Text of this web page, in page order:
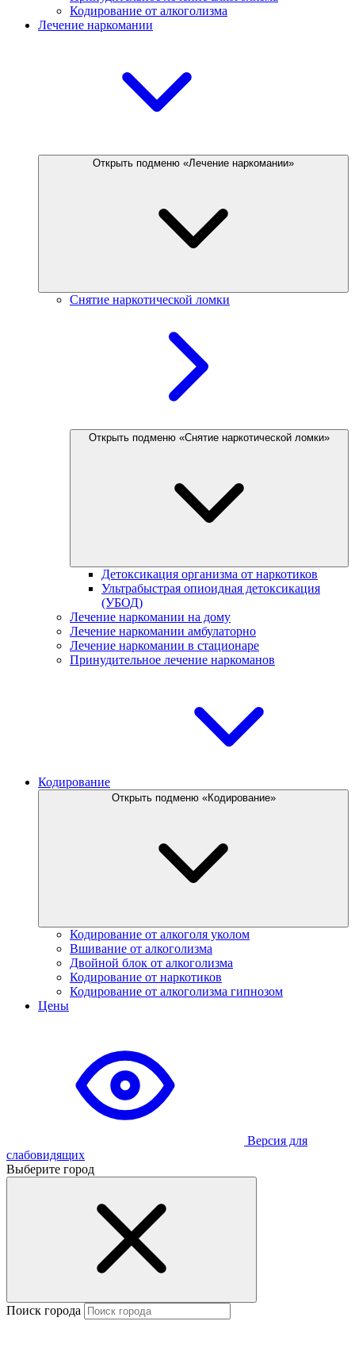
Кодирование от алкоголизма
Лечение наркомании
Открыть подменю «Лечение наркомании»
Снятие наркотической ломки
Открыть подменю «Снятие наркотической ломки»
Детоксикация организма от наркотиков
Ультрабыстрая опиоидная детоксикация
(УБОД)
Лечение наркомании на дому
Лечение наркомании амбулаторно
Лечение наркомании в стационаре
Принудительное лечение наркоманов
Кодирование
Открыть подменю «Кодирование»
Кодирование от алкоголя уколом
Вшивание от алкоголизма
Двойной блок от алкоголизма
Кодирование от наркотиков
Кодирование от алкоголизма гипнозом
Цены
Версия для
слабовидящих
Выберите город
Поиск города